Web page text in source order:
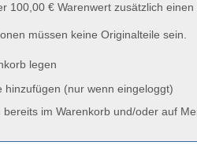
100,00 € Warenwert zusätzlich
müssen keine Originalteile sein.
legen
hinzufügen (nur wenn eingeloggt)
im Warenkorb und/oder auf